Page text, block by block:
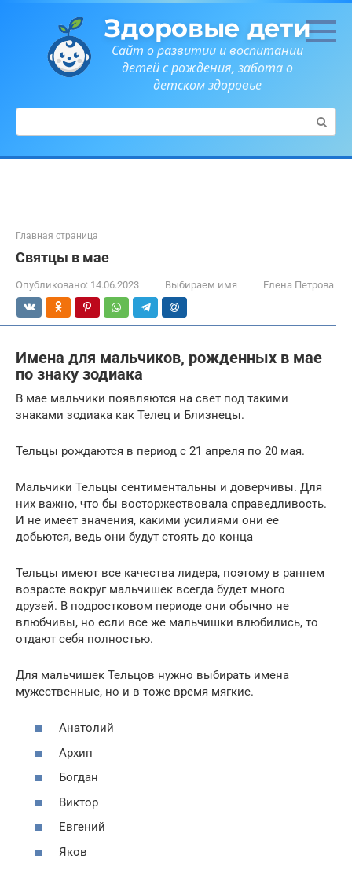
Здоровые дети
Сайт о развитии и воспитании
детей с рождения, забота о
детском здоровье
Поиск:
Главная страница
Святцы в мае
Опубликовано: 14.06.2023 Выбираем имя Елена Петрова
Имена для мальчиков, рожденных в мае
по знаку зодиака
В мае мальчики появляются на свет под такими
знаками зодиака как Телец и Близнецы.
Тельцы рождаются в период с 21 апреля по 20 мая.
Мальчики Тельцы сентиментальны и доверчивы. Для
них важно, что бы восторжествовала справедливость.
И не имеет значения, какими усилиями они ее
добьются, ведь они будут стоять до конца
Тельцы имеют все качества лидера, поэтому в раннем
возрасте вокруг мальчишек всегда будет много
друзей. В подростковом периоде они обычно не
влюбчивы, но если все же мальчишки влюбились, то
отдают себя полностью.
Для мальчишек Тельцов нужно выбирать имена
мужественные, но и в тоже время мягкие.
Анатолий
Архип
Богдан
Виктор
Евгений
Яков